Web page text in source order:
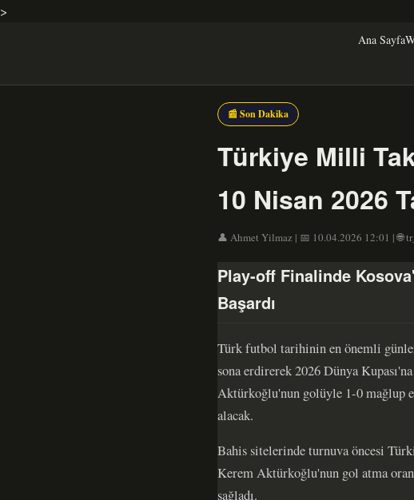
>
Ana Sayfa
📰 Son Dakika
Türkiye Milli
10 Nisan 2026
👤 Ahmet Yilmaz | 📅 10.04.2026 12:01 | 🌐
Play-off Finalinde
Başardı
Türk futbol tarihinin en önemli
sona erdirerek 2026 Dünya
Aktürkoğlu'nun golüyle 1-0 mağlup
alacak.
Bahis sitelerinde turnuva öncesi
Kerem Aktürkoğlu'nun gol atma
sağladı.